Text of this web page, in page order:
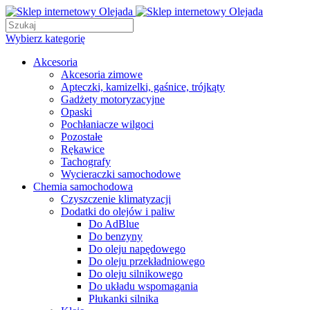
Wybierz kategorię
Akcesoria
Akcesoria zimowe
Apteczki, kamizelki, gaśnice, trójkąty
Gadżety motoryzacyjne
Opaski
Pochłaniacze wilgoci
Pozostałe
Rękawice
Tachografy
Wycieraczki samochodowe
Chemia samochodowa
Czyszczenie klimatyzacji
Dodatki do olejów i paliw
Do AdBlue
Do benzyny
Do oleju napędowego
Do oleju przekładniowego
Do oleju silnikowego
Do układu wspomagania
Płukanki silnika